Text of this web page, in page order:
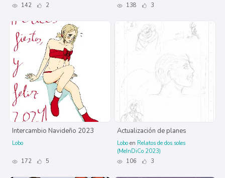
142 2
138
3
Intercambio Navideño 2023
Lobo
172 5
Actualización de planes
Lobo en Relatos de dos soles
(MeInDiCo 2023)
106
3